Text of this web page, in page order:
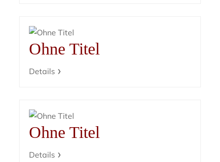
Ohne Titel
Details
Ohne Titel
Details